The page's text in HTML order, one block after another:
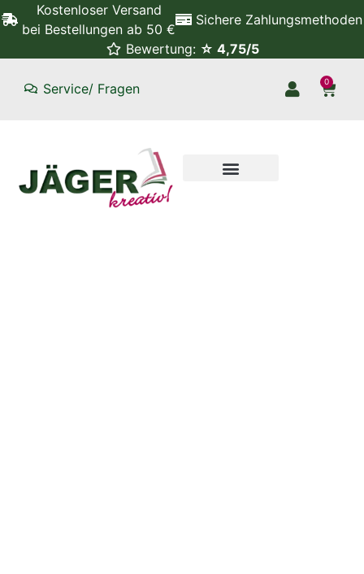
Kostenloser Versand
bei Bestellungen ab 50 €
Sichere Zahlungsmethoden
Bewertung: ☆ 4,75/5
Service/ Fragen 0